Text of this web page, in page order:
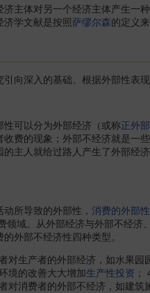
主体对另一个经济主体产生一种
学文献是按照萨缪尔森的定义来
向深入的基础。根据外部性表
可以分为外部经济（或称正外
费的现象；外部不经济就是一
主人就给过路人产生了外部
所导致的外部性， 消费的外部性
域。从外部经济与外部不经济、
外部不经济性四种类型。
生产者的外部经济，如水果园
境的改善大大增加生产性投资
消费者的外部不经济，如建